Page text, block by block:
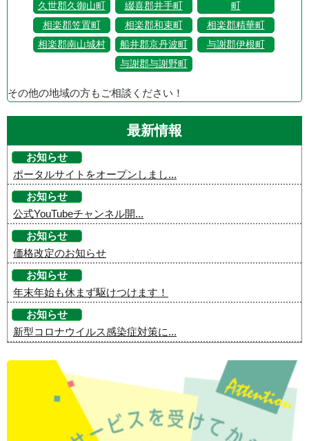
久世郡久御山町 綴喜郡井手町
町
相楽郡笠置町
相楽郡和束町
相楽郡精華町
相楽郡南山城村
船井郡京丹波町
与謝郡伊根町
与謝郡与謝野町
その他の地域の方もご相談ください！
最新情報
お知らせ
ポータルサイトをオープンしまし...
お知らせ
公式YouTubeチャンネル開...
お知らせ
価格改定のお知らせ
お知らせ
年末年始も休まず駆けつけます！
お知らせ
新型コロナウイルス感染症対策に...